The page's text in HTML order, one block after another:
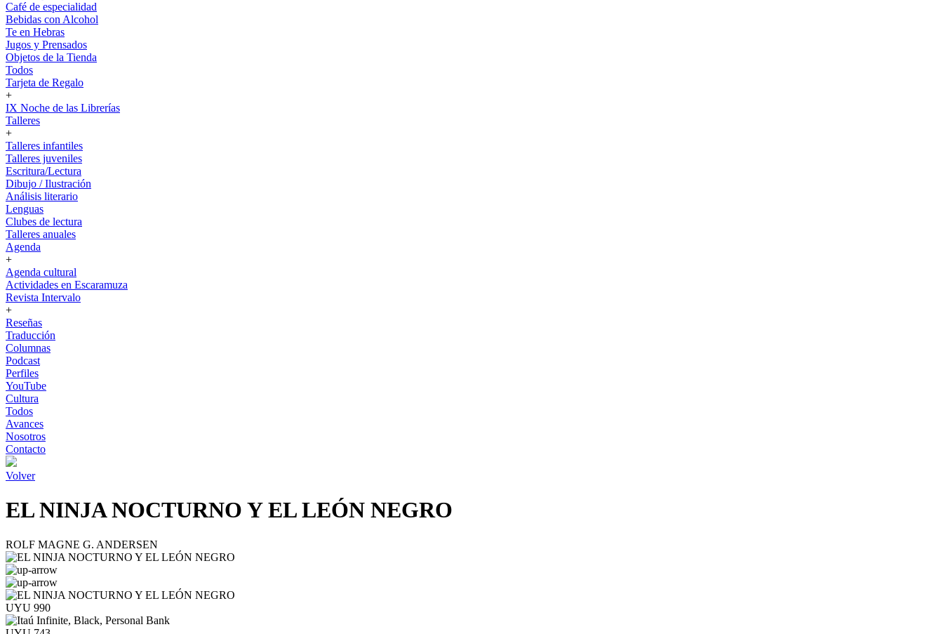
Café de especialidad
Bebidas con Alcohol
Te en Hebras
Jugos y Prensados
Objetos de la Tienda
Todos
Tarjeta de Regalo
+
IX Noche de las Librerías
Talleres
+
Talleres infantiles
Talleres juveniles
Escritura/Lectura
Dibujo / Ilustración
Análisis literario
Lenguas
Clubes de lectura
Talleres anuales
Agenda
+
Agenda cultural
Actividades en Escaramuza
Revista Intervalo
+
Reseñas
Traducción
Columnas
Podcast
Perfiles
YouTube
Cultura
Todos
Avances
Nosotros
Contacto
Volver
EL NINJA NOCTURNO Y EL LEÓN NEGRO
ROLF MAGNE G. ANDERSEN
UYU 990